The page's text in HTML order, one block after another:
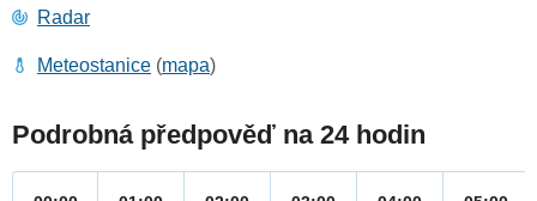
Radar
Meteostanice (mapa)
Podrobná předpověď na 24 hodin